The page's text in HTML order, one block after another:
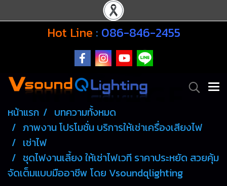
Hot Line : 086-846-2455
หน้าแรก
บทความทั้งหมด
ภาพงาน โปรโมชั่น บริการให้เช่าเครื่องเสียงไฟ
เช่าไฟ
ชุดไฟงานเลี้ยง ให้เช่าไฟเวที ราคาประหยัด สวยคุ้ม
จัดเต็มแบบมืออาชีพ โดย Vsoundqlighting